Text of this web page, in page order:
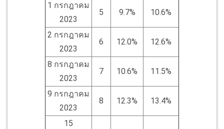
1 กรกฎาคม
2023
5 9.7% 10.6%
2 กรกฎาคม
2023
6 12.0% 12.6%
8 กรกฎาคม
2023
7 10.6% 11.5%
9 กรกฎาคม
2023
8 12.3% 13.4%
15